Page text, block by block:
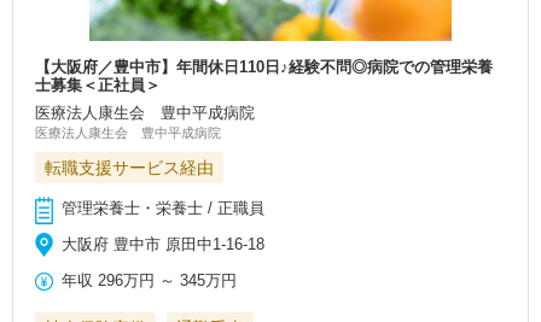
【大阪府／豊中市】年間休日110日♪経験不問◎病院での管理栄養
士募集＜正社員＞
医療法人康生会 豊中平成病院
医療法人康生会 豊中平成病院
転職支援サービス経由
管理栄養士・栄養士 / 正職員
大阪府 豊中市 原田中1‐16‐18
年収 296万円 ～345万円